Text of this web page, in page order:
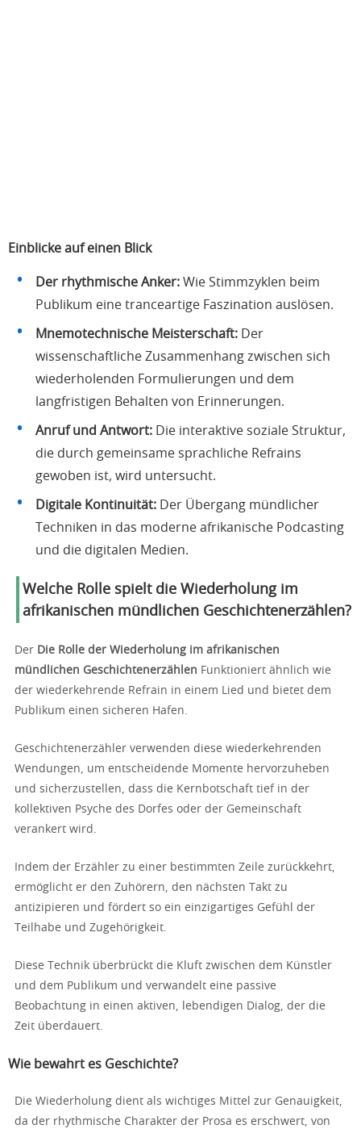
Einblicke auf einen Blick
Der rhythmische Anker: Wie Stimmzyklen beim
Publikum eine tranceartige Faszination auslösen.
Mnemotechnische Meisterschaft: Der
wissenschaftliche Zusammenhang zwischen sich
wiederholenden Formulierungen und dem
langfristigen Behalten von Erinnerungen.
Anruf und Antwort: Die interaktive soziale Struktur,
die durch gemeinsame sprachliche Refrains
gewoben ist, wird untersucht.
Digitale Kontinuität: Der Übergang mündlicher
Techniken in das moderne afrikanische Podcasting
und die digitalen Medien.
Welche Rolle spielt die Wiederholung im
afrikanischen mündlichen Geschichtenerzählen?
Der Die Rolle der Wiederholung im afrikanischen
mündlichen Geschichtenerzählen Funktioniert ähnlich wie
der wiederkehrende Refrain in einem Lied und bietet dem
Publikum einen sicheren Hafen.
Geschichtenerzähler verwenden diese wiederkehrenden
Wendungen, um entscheidende Momente hervorzuheben
und sicherzustellen, dass die Kernbotschaft tief in der
kollektiven Psyche des Dorfes oder der Gemeinschaft
verankert wird.
Indem der Erzähler zu einer bestimmten Zeile zurückkehrt,
ermöglicht er den Zuhörern, den nächsten Takt zu
antizipieren und fördert so ein einzigartiges Gefühl der
Teilhabe und Zugehörigkeit.
Diese Technik überbrückt die Kluft zwischen dem Künstler
und dem Publikum und verwandelt eine passive
Beobachtung in einen aktiven, lebendigen Dialog, der die
Zeit überdauert.
Wie bewahrt es Geschichte?
Die Wiederholung dient als wichtiges Mittel zur Genauigkeit,
da der rhythmische Charakter der Prosa es erschwert, von